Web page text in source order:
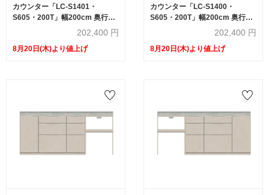
カウンター「LC-S1401・
S605・200T」幅200cm 奥行
46cm 高さ92.7cm 引出し+扉収
納（扉：向かって左） サイドラ
ック 下台全4色 天板全2色
202,400 円
8月20日(木)より値上げ
カウンター「LC-S1400・
S605・200T」幅200cm 奥行
46cm 高さ92.7cm 引出し+扉収
納（扉：向かって右） サイドラ
ック 下台全4色 天板全2色
202,400 円
8月20日(木)より値上げ